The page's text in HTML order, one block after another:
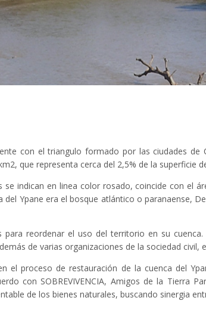
con el triangulo formado por las ciudades
que representa cerca del 2,5% de la superficie
indican en linea color rosado, coincide con el
del Ypane era el bosque atlántico o paranaense,
para reordenar el uso del territorio en su
de varias organizaciones de la sociedad civil,
proceso de restauración de la cuenca del
con SOBREVIVENCIA, Amigos de la Tierra
de los bienes naturales, buscando sinergia